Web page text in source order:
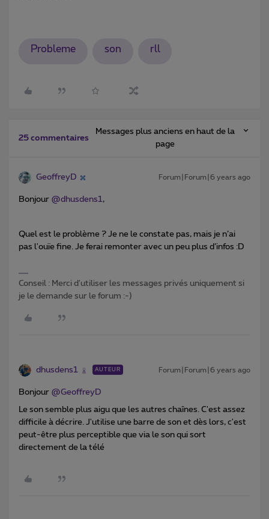
Probleme son rll
25 commentaires
Messages plus anciens en haut de la
page
GeoffreyD Forum|Forum|6 years ago
Bonjour @dhusdens1,
Quel est le problème ? Je ne le constate pas, mais je n’ai
pas l'ouïe fine. Je ferai remonter avec un peu plus d’infos :D
Conseil : Merci d'utiliser les messages privés uniquement si
je le demande sur le forum :-)
dhusdens1 AUTEUR Forum|Forum|6 years ago
Bonjour @GeoffreyD
Le son semble plus aigu que les autres chaînes. C'est assez
difficile à décrire. J'utilise une barre de son et dès lors, c'est
peut-être plus perceptible que via le son qui sort
directement de la télé